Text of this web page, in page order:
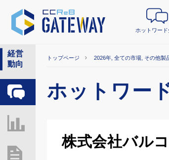
ホットワー
経営
動向
ホットワード分析
トップページ 2026年, 全ての市場, その他製
ホットワー
株式会社バル